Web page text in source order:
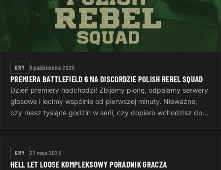
GRY 9 października 2025
PREMIERA BATTLEFIELD 6 NA DISCORDZIE POLISH REBEL SQUAD
Dzień premiery nadchodzi! Zbijamy pionę, odpalamy serwery
głosowe i lecimy wspólnie od pierwszej minuty. Nieważne,
czy masz tysiące godzin w serii, czy dopiero wchodzisz do
GRY 21 maja 2023
HELL LET LOOSE KOMPLEKSOWY PORADNIK GRACZA